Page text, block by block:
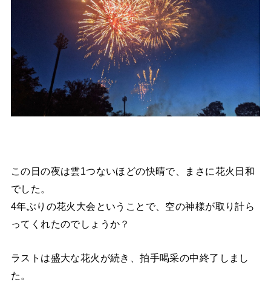
この日の夜は雲1つないほどの快晴で、まさに花火日和
でした。
4年ぶりの花火大会ということで、空の神様が取り計ら
ってくれたのでしょうか？
ラストは盛大な花火が続き、拍手喝采の中終了しまし
た。